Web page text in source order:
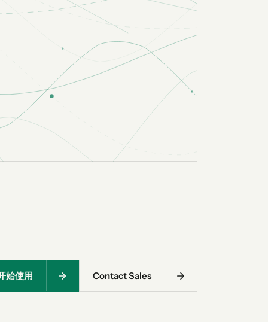
始使用 Contact Sales